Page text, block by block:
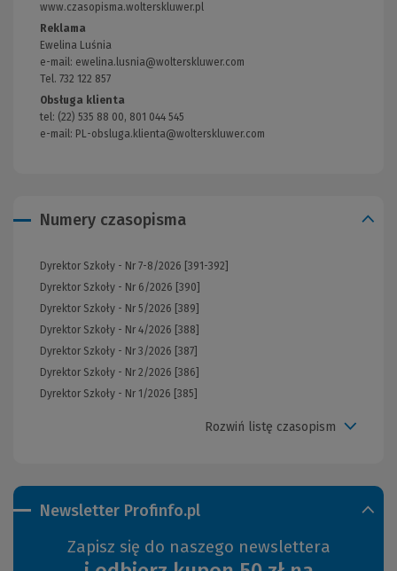
Newsletter Profinfo.pl
Zapisz się do naszego newslettera
www.czasopisma.wolterskluwer.pl
strony)
Reklama
Ewelina Luśnia
e-mail: ewelina.lusnia@wolterskluwer.com
Tel. 732 122 857
Obsługa klienta
tel: (22) 535 88 00, 801 044 545
e-mail: PL-obsluga.klienta@wolterskluwer.com
Numery czasopisma
Dyrektor Szkoły - Nr 7-8/2026 [391-392]
Dyrektor Szkoły - Nr 6/2026 [390]
Dyrektor Szkoły - Nr 5/2026 [389]
Dyrektor Szkoły - Nr 4/2026 [388]
Dyrektor Szkoły - Nr 3/2026 [387]
Dyrektor Szkoły - Nr 2/2026 [386]
Dyrektor Szkoły - Nr 1/2026 [385]
Rozwiń listę czasopism